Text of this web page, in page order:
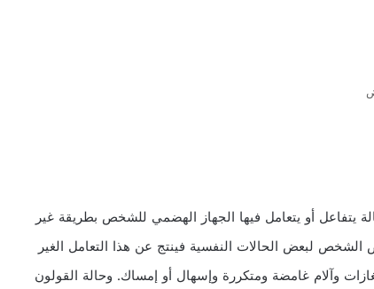
يتفاعل أو يتعامل فيها الجهاز الهضمي للشخص بطريقة غير
لبعض الحالات النفسية فينتج عن هذا التعامل الغير
وآلام غامضة ومتكررة وإسهال أو إمساك. وحالة القولون